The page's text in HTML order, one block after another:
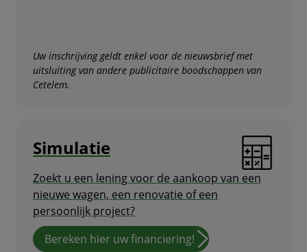
Uw inschrijving geldt enkel voor de nieuwsbrief met
uitsluiting van andere publicitaire boodschappen van
Cetelem.
Simulatie
Zoekt u een lening voor de aankoop van een
nieuwe wagen, een renovatie of een
persoonlijk project?
Bereken hier uw financiering!